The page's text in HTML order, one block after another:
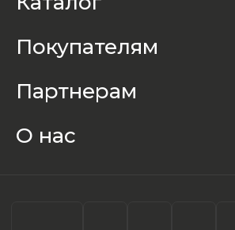
Покупателям
Партнерам
О нас